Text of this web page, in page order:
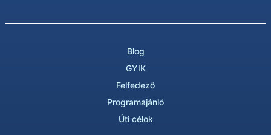
Blog
GYIK
Felfedező
Programajánló
Úti célok